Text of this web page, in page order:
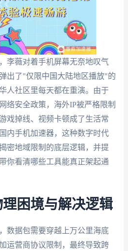
李薇对着手机屏幕无奈地叹气
了"仅限中国大陆地区播放"的
人社区里每天都在重演。由于
络安全政策，海外IP被严格限制
戏掉线、视频卡顿成了生活常
内手机加速器，这种数字时代
密地域限制的底层逻辑，并提
你看清哪些工具能真正架起通
困境与解决逻辑
数据包需要穿越上万公里海底
运营商协议限制，最终导致跨